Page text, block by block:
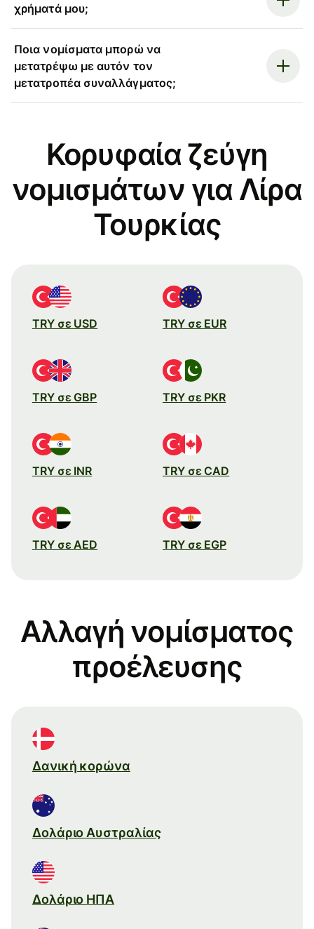
χρήματά μου;
Ποια νομίσματα μπορώ να
μετατρέψω με αυτόν τον
μετατροπέα συναλλάγματος;
Κορυφαία ζεύγη
νομισμάτων για Λίρα
Τουρκίας
TRY σε USD TRY σε EUR
TRY σε GBP TRY σε PKR
TRY σε INR TRY σε CAD
TRY σε AED TRY σε EGP
Αλλαγή νομίσματος
προέλευσης
Δανική κορώνα
Δολάριο Αυστραλίας
Δολάριο ΗΠΑ